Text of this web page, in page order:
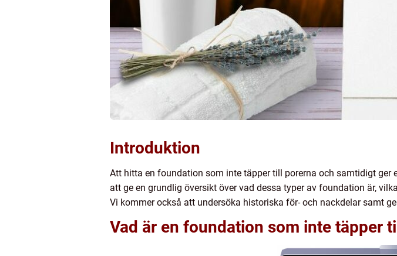
Introduktion
Att hitta en foundation som inte täpper till porerna och samtidigt
att ge en grundlig översikt över vad dessa typer av foundation är,
Vi kommer också att undersöka historiska för- och nackdelar samt
Vad är en foundation som inte täpper